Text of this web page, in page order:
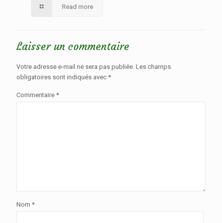
Read more
Laisser un commentaire
Votre adresse e-mail ne sera pas publiée. Les champs
obligatoires sont indiqués avec *
Commentaire *
Nom *